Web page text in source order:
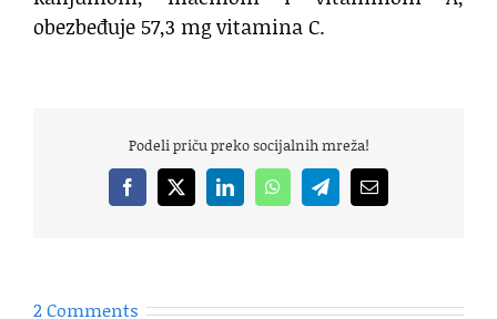
obezbeđuje 57,3 mg vitamina C.
Podeli priču preko socijalnih mreža!
Facebook
X LinkedInWhatsAppTelegramEmail
2 Comments